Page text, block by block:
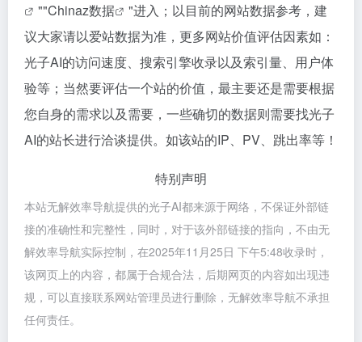
""Chinaz数据
"进入；以目前的网站数据参考，建
议大家请以爱站数据为准，更多网站价值评估因素如：
光子AI的访问速度、搜索引擎收录以及索引量、用户体
验等；当然要评估一个站的价值，最主要还是需要根据
您自身的需求以及需要，一些确切的数据则需要找光子
AI的站长进行洽谈提供。如该站的IP、PV、跳出率等！
特别声明
本站无解效率导航提供的光子AI都来源于网络，不保证外部链
接的准确性和完整性，同时，对于该外部链接的指向，不由无
解效率导航实际控制，在2025年11月25日 下午5:48收录时，
该网页上的内容，都属于合规合法，后期网页的内容如出现违
规，可以直接联系网站管理员进行删除，无解效率导航不承担
任何责任。